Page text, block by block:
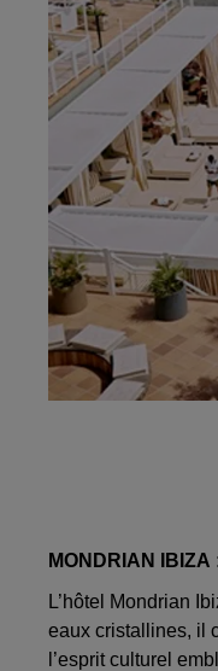
MONDRIAN IBIZA
L’hôtel Mondrian
eaux cristallines, il
l’esprit culturel